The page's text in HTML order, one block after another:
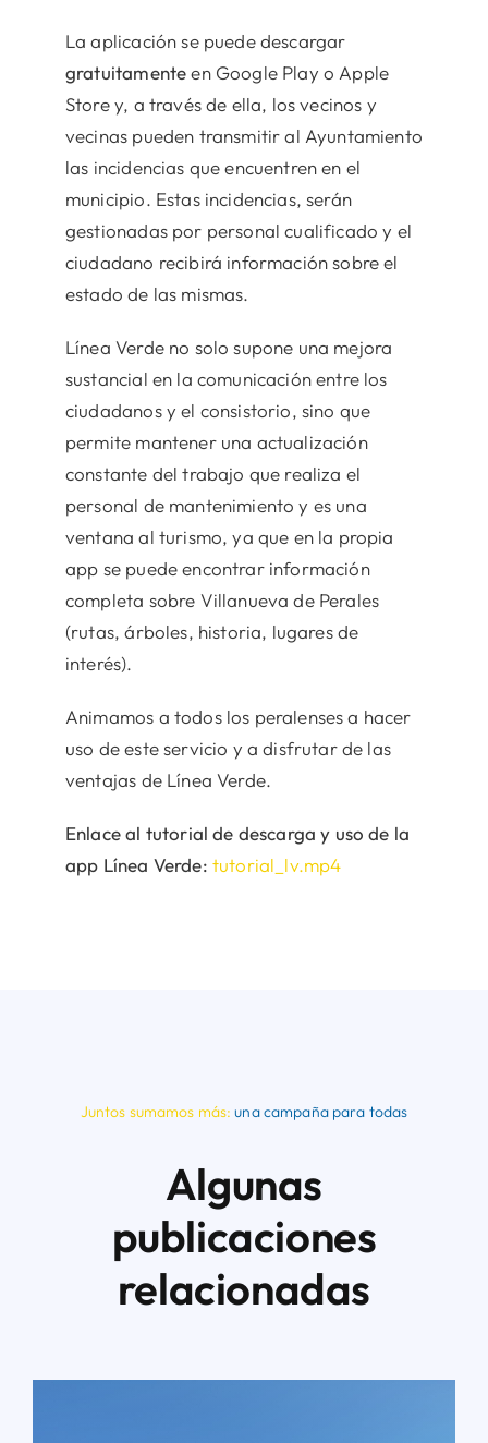
La aplicación se puede descargar
gratuitamenteen Google Play o Apple
Store y, a través de ella, los vecinos y
vecinas pueden transmitir al Ayuntamiento
las incidencias que encuentren en el
municipio. Estas incidencias, serán
gestionadas por personal cualificado y el
ciudadano recibirá información sobre el
estado de las mismas.
Línea Verde no solo supone una mejora
sustancial en la comunicación entre los
ciudadanos y el consistorio, sino que
permite mantener una actualización
constante del trabajo que realiza el
personal de mantenimiento y es una
ventana al turismo, ya que en la propia
app se puede encontrar información
completa sobre Villanueva de Perales
(rutas, árboles, historia, lugares de
interés).
Animamos a todos los peralenses a hacer
uso de este servicio y a disfrutar de las
ventajas de Línea Verde.
Enlace al tutorial de descarga y uso de la
app Línea Verde: tutorial_lv.mp4
Juntos sumamos más:una campaña para todas
Algunas
publicaciones
relacionadas